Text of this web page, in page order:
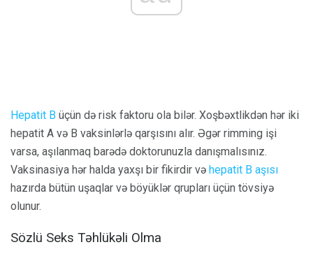
Hepatit B üçün də risk faktoru ola bilər. Xoşbəxtlikdən hər iki
hepatit A və B vaksinlərlə qarşısını alır. Əgər rimming işi
varsa, aşılanmaq barədə doktorunuzla danışmalısınız.
Vaksinasiya hər halda yaxşı bir fikirdir və hepatit B aşısı
hazırda bütün uşaqlar və böyüklər qrupları üçün tövsiyə
olunur.
Sözlü Seks Təhlükəli Olma